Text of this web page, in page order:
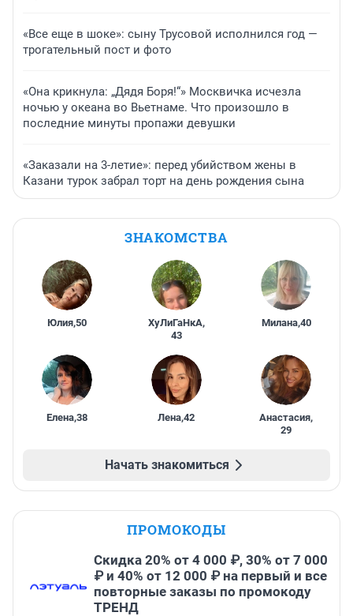
«Все еще в шоке»: сыну Трусовой исполнился год —
трогательный пост и фото
«Она крикнула: „Дядя Боря!“» Москвичка исчезла
ночью у океана во Вьетнаме. Что произошло в
последние минуты пропажи девушки
«Заказали на 3-летие»: перед убийством жены в
Казани турок забрал торт на день рождения сына
ЗНАКОМСТВА
Юлия,50 ХуЛиГаНкА,
43
Милана,40
Елена,38 Лена,42 Анастасия,
29
Начать знакомиться
ПРОМОКОДЫ
Скидка 20% от 4 000 ₽, 30% от 7 000
₽ и 40% от 12 000 ₽ на первый и все
повторные заказы по промокоду
ТРЕНД